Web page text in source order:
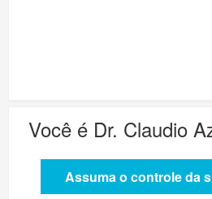
Você é Dr. Claudio
Assuma o controle da